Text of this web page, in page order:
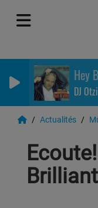
Hey
DJ Otzi
Actualités